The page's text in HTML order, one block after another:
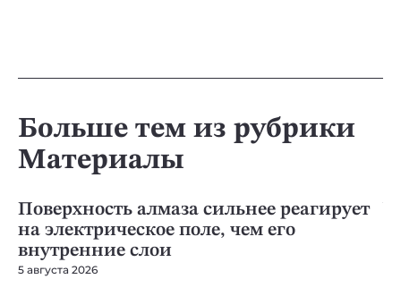
Больше тем из рубрики
Материалы
Поверхность алмаза сильнее реагирует
на электрическое поле, чем его
внутренние слои
5 августа 2026